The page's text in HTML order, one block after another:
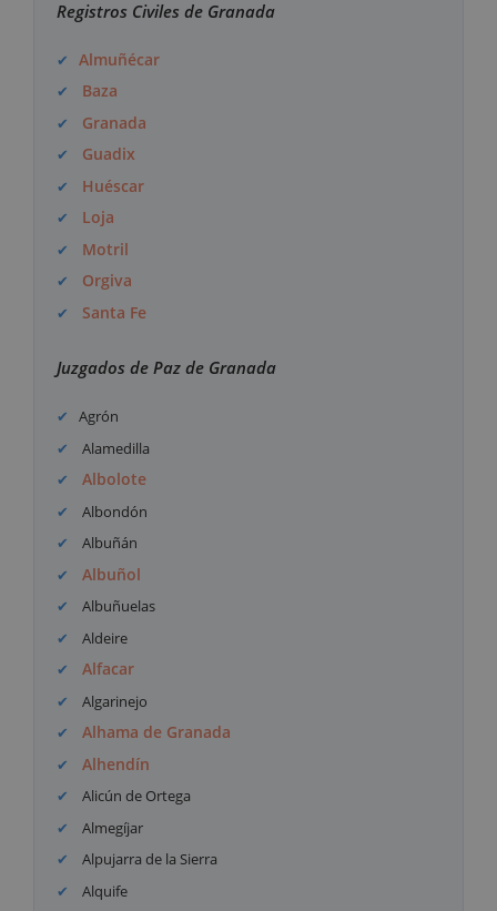
Registros Civiles de Granada
Almuñécar
Baza
Granada
Guadix
Huéscar
Loja
Motril
Orgiva
Santa Fe
Juzgados de Paz de Granada
Agrón
Alamedilla
Albolote
Albondón
Albuñán
Albuñol
Albuñuelas
Aldeire
Alfacar
Algarinejo
Alhama de Granada
Alhendín
Alicún de Ortega
Almegíjar
Alpujarra de la Sierra
Alquife